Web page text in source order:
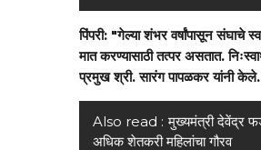
पिंपरी: "गेल्या शंभर वर्षांपासून संघाचे
मात करण्यासाठी तत्पर असतात.
प्रमुख श्री.सारंग पापळकर यांनी केले.
Also read : मुख्यमंत्री देवेंद्र
अधिक शेतकरी महिलांचा गौरव